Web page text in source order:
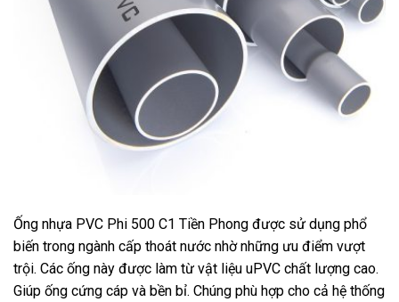
Ống nhựa PVC Phi 500 C1 Tiền Phong được sử dụng phổ
biến trong ngành cấp thoát nước nhờ những ưu điểm vượt
trội. Các ống này được làm từ vật liệu uPVC chất lượng cao.
Giúp ống cứng cáp và bền bỉ. Chúng phù hợp cho cả hệ thống